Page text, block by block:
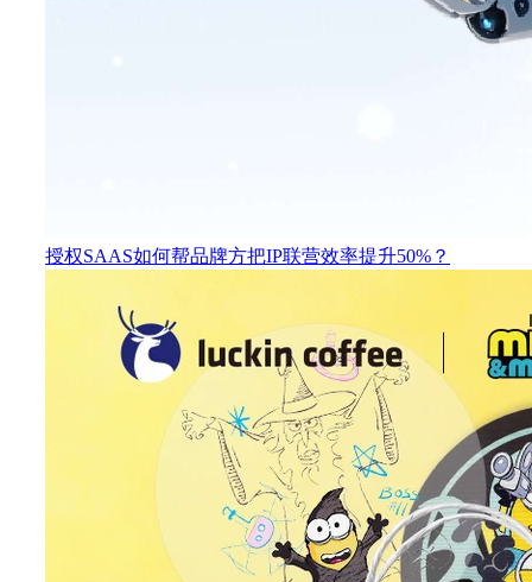
授权SAAS如何帮品牌方把IP联营效率提升50%？